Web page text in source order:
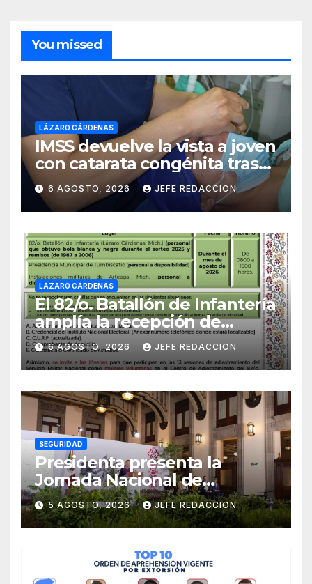
You missed
LÁZARO CÁRDENAS
IMSS devuelve la vista a joven
con catarata congénita tras
23 años de limitación visual
6 AGOSTO, 2026 JEFE REDACCION
LÁZARO CÁRDENAS
El 82/o. Batallón de Infantería
amplía la recepción de
documentos para obtener La
Catilla del Servicio Militar
Nacional
6 AGOSTO, 2026 JEFE REDACCION
SEGURIDAD
Presidenta presenta la
Jornada Nacional de
Reforestación 2026; se
realizará el 9 de agosto y se
plantarán 6.6 millones de
árboles y plantas
5 AGOSTO, 2026 JEFE REDACCION